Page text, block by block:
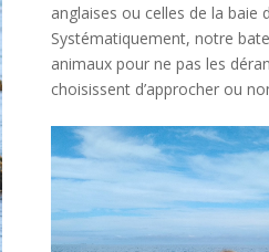
anglaises ou celles de la baie
Systématiquement, notre
animaux pour ne pas les
choisissent d’approcher ou